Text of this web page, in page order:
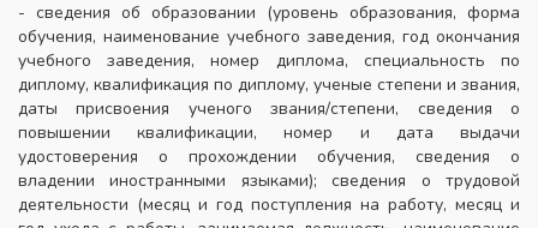
- сведения об образовании (уровень образования, форма
обучения, наименование учебного заведения, год окончания
учебного заведения, номер диплома, специальность по
диплому, квалификация по диплому, ученые степени и звания,
даты присвоения ученого звания/степени, сведения о
повышении квалификации, номер и дата выдачи
удостоверения о прохождении обучения, сведения о
владении иностранными языками); сведения о трудовой
деятельности (месяц и год поступления на работу, месяц и